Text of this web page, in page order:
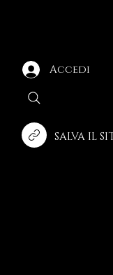
Accedi
SALVA IL